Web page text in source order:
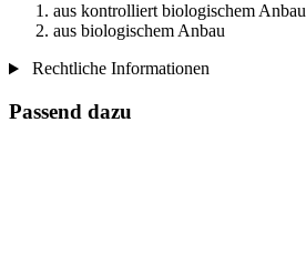
aus kontrolliert biologischem Anbau
aus biologischem Anbau
Rechtliche Informationen
Passend dazu